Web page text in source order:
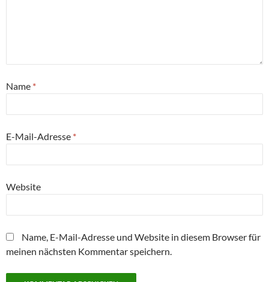
Name *
E-Mail-Adresse *
Website
Name, E-Mail-Adresse und Website in diesem Browser für
meinen nächsten Kommentar speichern.